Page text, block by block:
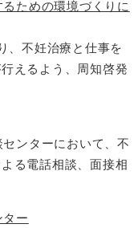
ための環境づくりに
不妊治療と仕事を
えるよう、周知啓発
ンターにおいて、不
る電話相談、面接相
ー